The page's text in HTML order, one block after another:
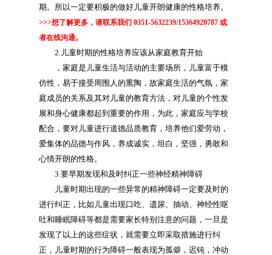
期。所以一定要积极的做好儿童开朗健康的性格培养。
>>>想了解更多，请联系我们 0351-5632239/15364920787 或
者在线沟通。
2.儿童时期的性格培养应该从家庭教育开始
，家庭是儿童生活与活动的主要场所，儿童富于模
仿性，易于接受周围人的熏陶，故家庭生活的气氛，家
庭成员的关系及其对儿童的教育方法，对儿童的个性发
展和身心健康都起到重要的作用，为此，家庭应与学校
配合，要对儿童进行道德品质教育，培养他们爱劳动，
爱集体的品德与作风，养成诚实，坦白，坚强，勇敢和
心情开朗的性格。
3.要早期发现和及时纠正一些神经精神障碍
儿童时期出现的一些异常的精神障碍一定要及时的
进行纠正，比如儿童出现口吃、遗尿、抽动、神经性呕
吐和睡眠障碍等都是需要家长特别注意的问题，一旦是
发现了以上的这些症状，就需要立即采取措施进行纠
正，儿童时期的行为障碍一般表现为孤僻，迟钝，冲动